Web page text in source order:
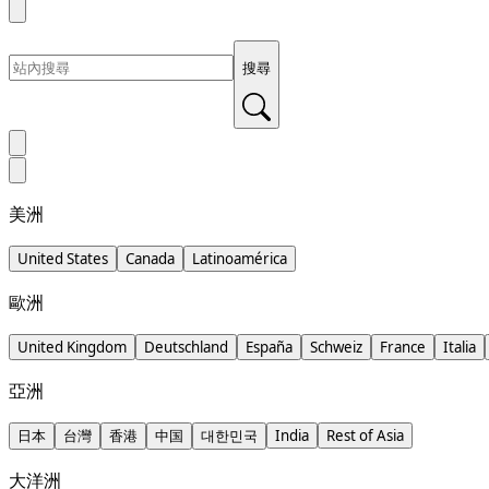
搜尋
美洲
United States Canada Latinoamérica
歐洲
United Kingdom Deutschland España Schweiz France Italia
亞洲
日本 台灣 香港 中国 대한민국 India Rest of Asia
大洋洲